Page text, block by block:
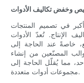
وخفض تكاليف الأدوات
في تصميم المنتجات
الإنتاج. تُعدّ الأدوات
خاصةً عند الحاجة إلى
المصنّعين من إنشاء
مما يُقلّل الحاجة إلى
مجموعات أدوات متعددة.